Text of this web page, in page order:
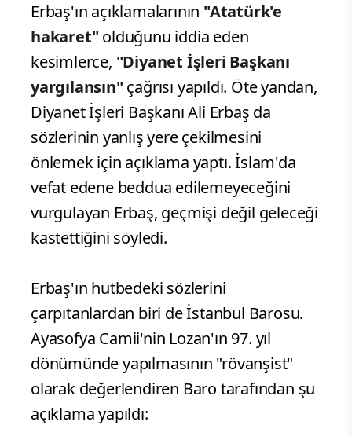
Erbaş'ın açıklamalarının "Atatürk'e
hakaret" olduğunu iddia eden
kesimlerce, "Diyanet İşleri Başkanı
yargılansın" çağrısı yapıldı. Öte yandan,
Diyanet İşleri Başkanı Ali Erbaş da
sözlerinin yanlış yere çekilmesini
önlemek için açıklama yaptı. İslam'da
vefat edene beddua edilemeyeceğini
vurgulayan Erbaş, geçmişi değil geleceği
kastettiğini söyledi.
Erbaş'ın hutbedeki sözlerini
çarpıtanlardan biri de İstanbul Barosu.
Ayasofya Camii'nin Lozan'ın 97. yıl
dönümünde yapılmasının "rövanşist"
olarak değerlendiren Baro tarafından şu
açıklama yapıldı: